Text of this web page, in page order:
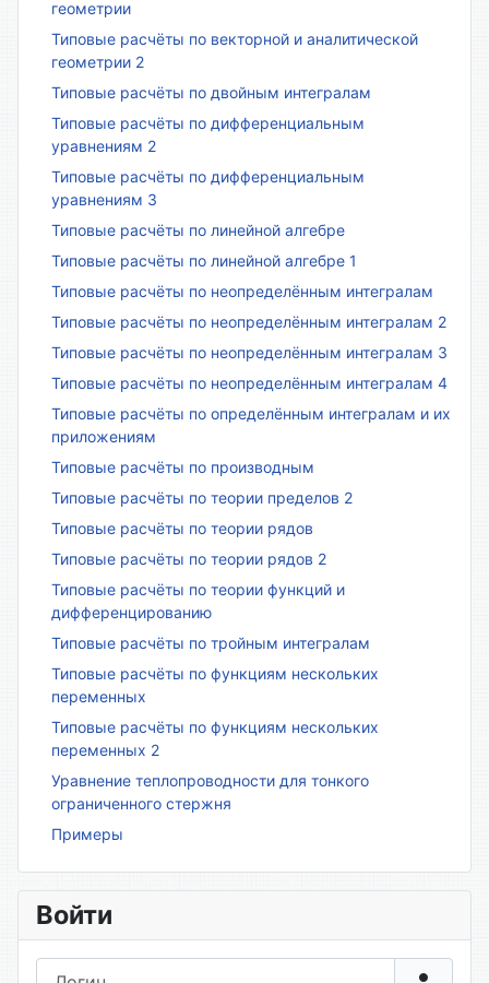
геометрии
Типовые расчёты по векторной и аналитической
геометрии 2
Типовые расчёты по двойным интегралам
Типовые расчёты по дифференциальным
уравнениям 2
Типовые расчёты по дифференциальным
уравнениям 3
Типовые расчёты по линейной алгебре
Типовые расчёты по линейной алгебре 1
Типовые расчёты по неопределённым интегралам
Типовые расчёты по неопределённым интегралам 2
Типовые расчёты по неопределённым интегралам 3
Типовые расчёты по неопределённым интегралам 4
Типовые расчёты по определённым интегралам и их
приложениям
Типовые расчёты по производным
Типовые расчёты по теории пределов 2
Типовые расчёты по теории рядов
Типовые расчёты по теории рядов 2
Типовые расчёты по теории функций и
дифференцированию
Типовые расчёты по тройным интегралам
Типовые расчёты по функциям нескольких
переменных
Типовые расчёты по функциям нескольких
переменных 2
Уравнение теплопроводности для тонкого
ограниченного стержня
Примеры
Войти